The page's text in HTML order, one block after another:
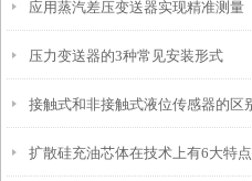
有以下几种！
应用蒸汽差压变送器实现精准测量
压力变送器的3种常见安装形式
接触式和非接触式液位传感器的区
扩散硅充油芯体在技术上有6大特点